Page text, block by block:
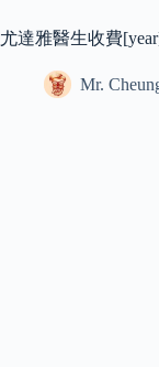
尤達雅醫生收費
Mr.